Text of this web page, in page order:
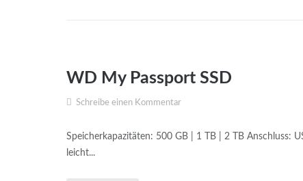
WD My Passport SSD
Schreibe einen Kommentar
Speicherkapazitäten: 500 GB | 1 TB | 2 TB Anschluss:
leicht...